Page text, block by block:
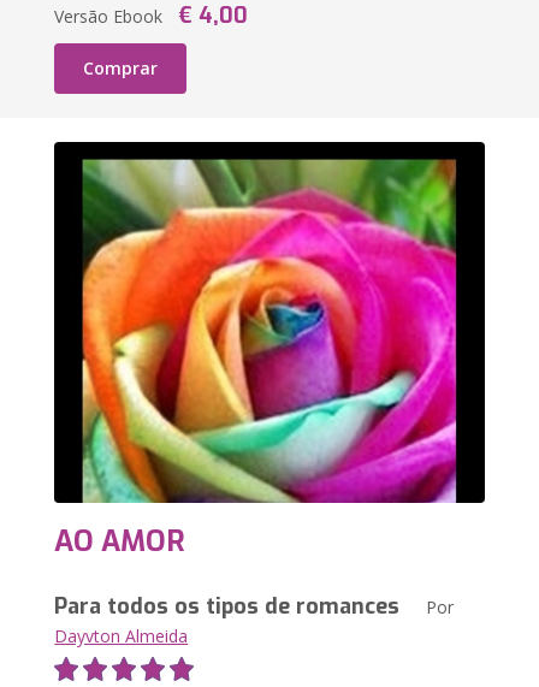
Versão Ebook € 4,00
Comprar
AO AMOR
Para todos os tipos de romances Por
Dayvton Almeida